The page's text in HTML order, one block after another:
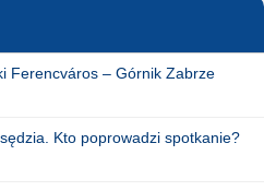
Ferencváros – Górnik Zabrze
Kto poprowadzi spotkanie?